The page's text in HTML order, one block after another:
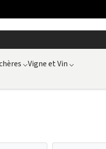
⌵Vigne et Vin ⌵